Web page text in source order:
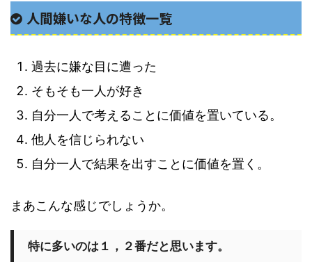
人間嫌いな人の特徴一覧
過去に嫌な目に遭った
そもそも一人が好き
自分一人で考えることに価値を置いている。
他人を信じられない
自分一人で結果を出すことに価値を置く。
まあこんな感じでしょうか。
特に多いのは１，２番だと思います。